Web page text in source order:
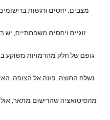
מצבים, יחסים ורגשות
זוגיים ויחסים משפחתיים, יש
גופם של חלק מהדמויות משוקע
נשלח החוצה, פונה אל הצופה.
מהסיטואציה שהרישום מתאר,